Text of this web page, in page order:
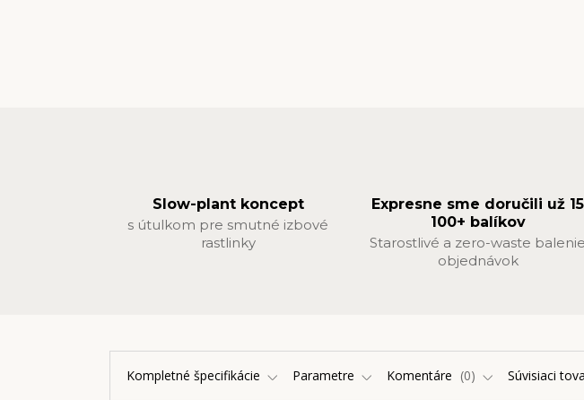
Slow-plant koncept
s útulkom pre smutné izbové
rastlinky
Expresne sme doručili už 15
100+ balíkov
Starostlivé a zero-waste balenie
objednávok
Kompletné špecifikácie Parametre Komentáre 0 Súvisiaci